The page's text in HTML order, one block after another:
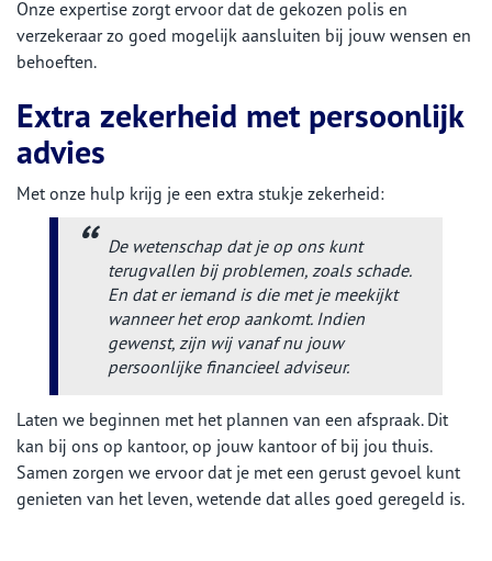
Onze expertise zorgt ervoor dat de gekozen polis en
verzekeraar zo goed mogelijk aansluiten bij jouw wensen en
behoeften.
Extra zekerheid met persoonlijk
advies
Met onze hulp krijg je een extra stukje zekerheid:
De wetenschap dat je op ons kunt
terugvallen bij problemen, zoals schade.
En dat er iemand is die met je meekijkt
wanneer het erop aankomt. Indien
gewenst, zijn wij vanaf nu jouw
persoonlijke financieel adviseur.
Laten we beginnen met het plannen van een afspraak. Dit
kan bij ons op kantoor, op jouw kantoor of bij jou thuis.
Samen zorgen we ervoor dat je met een gerust gevoel kunt
genieten van het leven, wetende dat alles goed geregeld is.